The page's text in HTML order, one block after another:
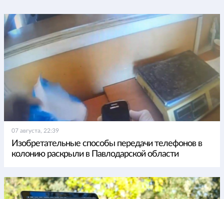
07 августа, 22:39
Изобретательные способы передачи телефонов в
колонию раскрыли в Павлодарской области